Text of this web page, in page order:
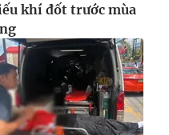
khí đốt trước mùa